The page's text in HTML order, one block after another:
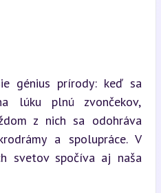
génius prírody: keď sa
lúku plnú zvončekov,
z nich sa odohráva
a spolupráce. V
svetov spočíva aj naša